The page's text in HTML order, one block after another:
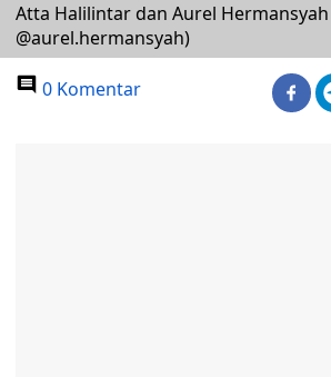
Atta Halilintar dan Aurel
@aurel.hermansyah)
0 Komentar